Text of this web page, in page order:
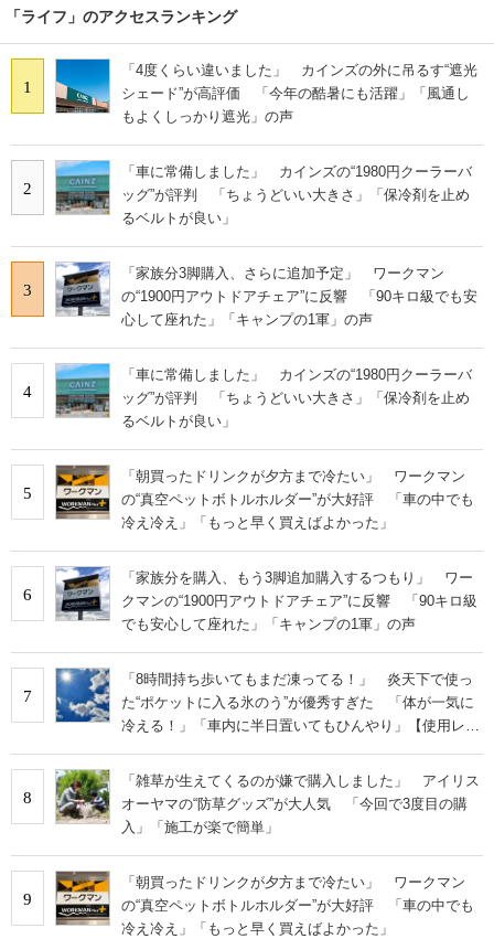
「ライフ」のアクセスランキング
1
「4度くらい違いました」 カインズの外に吊るす“遮光
シェード”が高評価 「今年の酷暑にも活躍」「風通し
もよくしっかり遮光」の声
2
「車に常備しました」 カインズの“1980円クーラーバ
ッグ”が評判 「ちょうどいい大きさ」「保冷剤を止め
るベルトが良い」
3
「家族分3脚購入、さらに追加予定」 ワークマン
の“1900円アウトドアチェア”に反響 「90キロ級でも安
心して座れた」「キャンプの1軍」の声
4
「車に常備しました」 カインズの“1980円クーラーバ
ッグ”が評判 「ちょうどいい大きさ」「保冷剤を止め
るベルトが良い」
5
「朝買ったドリンクが夕方まで冷たい」 ワークマン
の“真空ペットボトルホルダー”が大好評 「車の中でも
冷え冷え」「もっと早く買えばよかった」
6
「家族分を購入、もう3脚追加購入するつもり」 ワー
クマンの“1900円アウトドアチェア”に反響 「90キロ級
でも安心して座れた」「キャンプの1軍」の声
7
「8時間持ち歩いてもまだ凍ってる！」 炎天下で使っ
た“ポケットに入る氷のう”が優秀すぎた 「体が一気に
冷える！」「車内に半日置いてもひんやり」【使用レビ
8
「雑草が生えてくるのが嫌で購入しました」 アイリス
オーヤマの“防草グッズ”が大人気 「今回で3度目の購
入」「施工が楽で簡単」
9
「朝買ったドリンクが夕方まで冷たい」 ワークマン
の“真空ペットボトルホルダー”が大好評 「車の中でも
冷え冷え」「もっと早く買えばよかった」